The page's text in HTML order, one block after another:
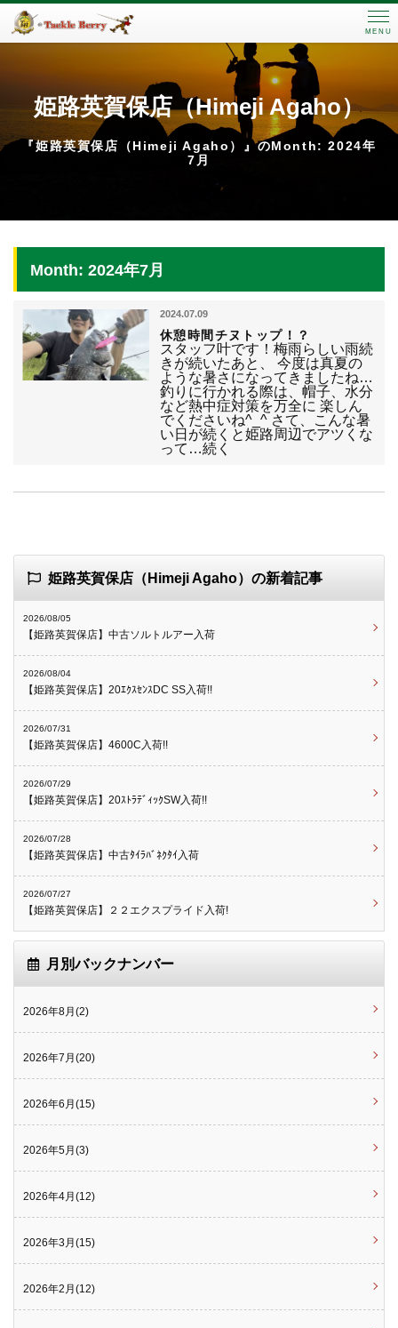
MENU
姫路英賀保店（Himeji Agaho）
『姫路英賀保店（Himeji Agaho）』のMonth: 2024年
7月
Month: 2024年7月
2024.07.09
休憩時間チヌトップ！？
スタッフ叶です！梅雨らしい雨続
きが続いたあと、 今度は真夏の
ような暑さになってきましたね…
釣りに行かれる際は、帽子、水分
など熱中症対策を万全に 楽しん
でくださいね^_^ さて、こんな暑
い日が続くと姫路周辺でアツくな
って…続く
姫路英賀保店（Himeji Agaho）の新着記事
2026/08/05
【姫路英賀保店】中古ソルトルアー入荷
2026/08/04
【姫路英賀保店】20ｴｸｽｾﾝｽDC SS入荷!!
2026/07/31
【姫路英賀保店】4600C入荷!!
2026/07/29
【姫路英賀保店】20ｽﾄﾗﾃﾞｨｯｸSW入荷!!
2026/07/28
【姫路英賀保店】中古ﾀｲﾗﾊﾞﾈｸﾀｲ入荷
2026/07/27
【姫路英賀保店】２２エクスプライド入荷!
月別バックナンバー
2026年8月(2)
2026年7月(20)
2026年6月(15)
2026年5月(3)
2026年4月(12)
2026年3月(15)
2026年2月(12)